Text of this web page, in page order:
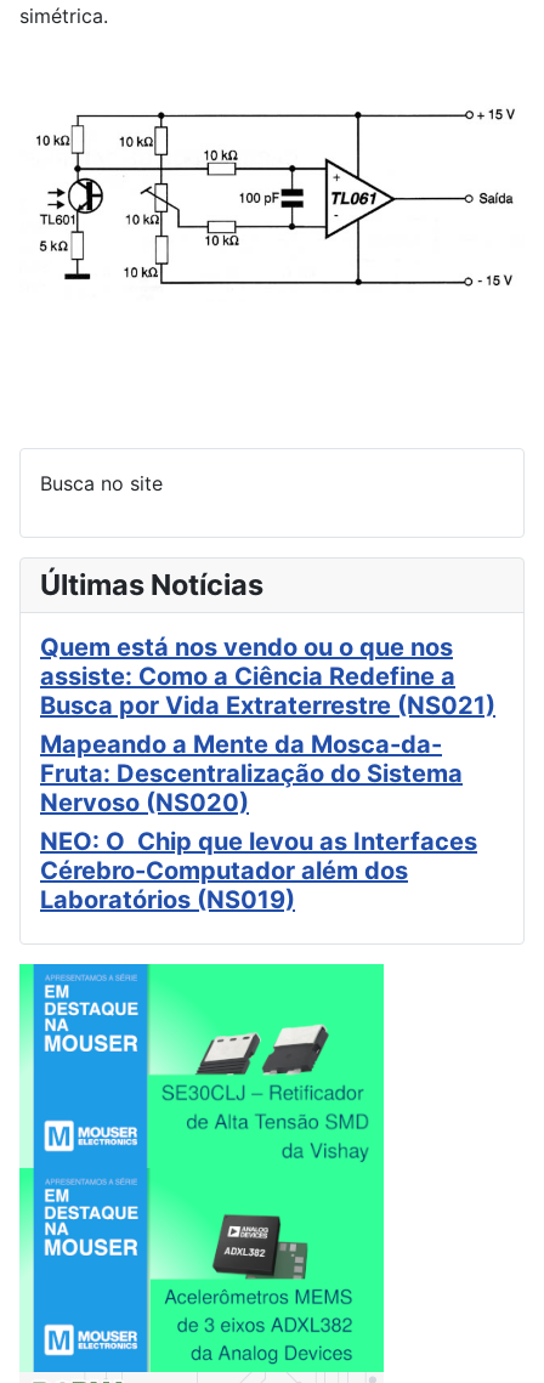
simétrica.
Busca no site
Últimas Notícias
Quem está nos vendo ou o que nos
assiste: Como a Ciência Redefine a
Busca por Vida Extraterrestre (NS021)
Mapeando a Mente da Mosca-da-
Fruta: Descentralização do Sistema
Nervoso (NS020)
NEO: O Chip que levou as Interfaces
Cérebro-Computador além dos
Laboratórios (NS019)